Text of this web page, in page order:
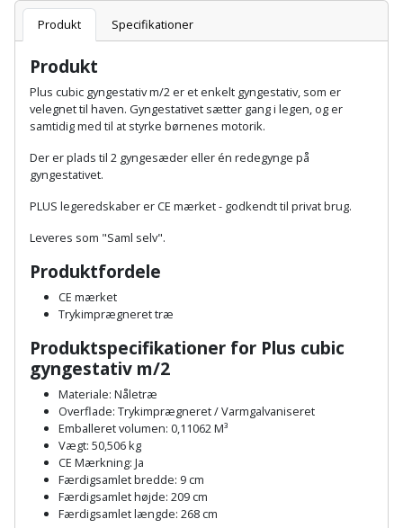
Fugtsikring
Garageport
Gelænder
Gips
Grundmursplader
Hardieplank
brædder
Hemsestige
Isolering
Komposit
terrassebrædder
Lecablokke
fundablokke
Fugepistol
skumpistol
Gevindskærer
Gipsværktøj
Glasløfter
Glasskærer
Hæftepistol
hammer
Hammer
Høvl
Kiler
Betonsliber
Bindemaskine
Bits
Bor
Bordrundsav
og
skruemaskine
Borehammer
Boremaskinetilbehør
Detektor
Diamantskæremaskine
Diamantslibertilbehør
Motorenhed
Motorsav
og
kædesav
Motorsav
og
kædesav
tilbehør
Pælebor
Plæneklipper
Plæneklipper
tilbehør
Robotplæneklipper
Robotplæneklipper
tilbehør
Brænde
Brændeovn
Brandslukker
Brugskunst
Camping
Damprengøring
Dørmåtte
Dørrist
Drivhus
Drivhustilbehør
Elartikler
Flagstænger
og
afrensning
Spartelmasse
til
væg
Tape
Rør
fittings
Stålvask
og
Guides
Aktiviteter
Produkt Specifikationer
Produkt
Plus cubic gyngestativ m/2 er et enkelt gyngestativ, som er
velegnet til haven. Gyngestativet sætter gang i legen, og er
samtidig med til at styrke børnenes motorik.
Der er plads til 2 gyngesæder eller én redegynge på
gyngestativet.
PLUS legeredskaber er CE mærket - godkendt til privat brug.
Leveres som "Saml selv".
Produktfordele
CE mærket
Trykimprægneret træ
Produktspecifikationer for Plus cubic
gyngestativ m/2
Materiale: Nåletræ
Overflade: Trykimprægneret / Varmgalvaniseret
Emballeret volumen: 0,11062 M³
Vægt: 50,506 kg
CE Mærkning: Ja
Færdigsamlet bredde: 9 cm
Færdigsamlet højde: 209 cm
Færdigsamlet længde: 268 cm